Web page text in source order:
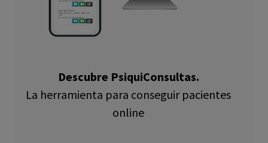
Descubre PsiquiConsultas.
La herramienta para conseguir pacientes
online